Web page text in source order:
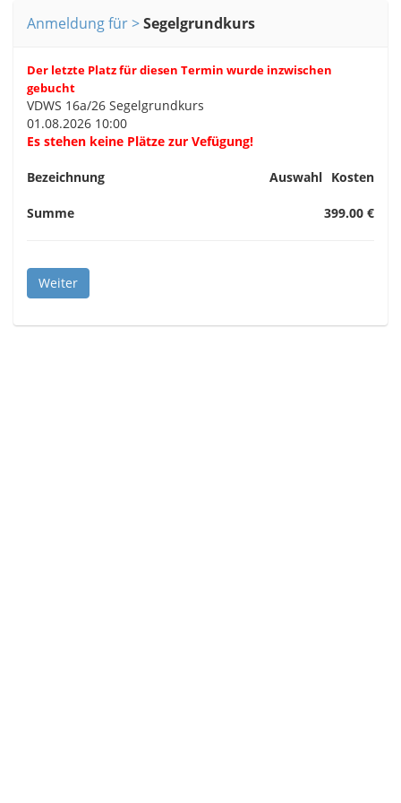
Anmeldung für Segelgrundkurs
Der letzte Platz für diesen Termin wurde inzwischen
gebucht
VDWS 16a/26 Segelgrundkurs
01.08.2026 10:00
Es stehen keine Plätze zur Vefügung!
Bezeichnung Auswahl Kosten
Summe 399.00 €